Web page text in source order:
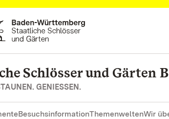
springen
Schlösser und Gärten
GENIESSEN.
BesuchsinformationThemenweltenWir